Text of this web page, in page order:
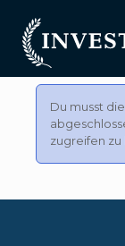
Du musst
zugreifen zu